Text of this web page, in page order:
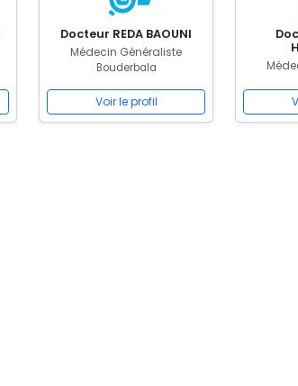
Docteur REDA BAOUNI
Médecin Généraliste
Bouderbala
Voir le profil